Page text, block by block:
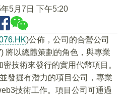
5月7日 下午5:20
)公佈，公司的合營公司
將以總體策劃的角色，與專業
技術來發行的實用代幣項目。
發掘有潛力的項目公司，專業
技術工作。項目公司可通過